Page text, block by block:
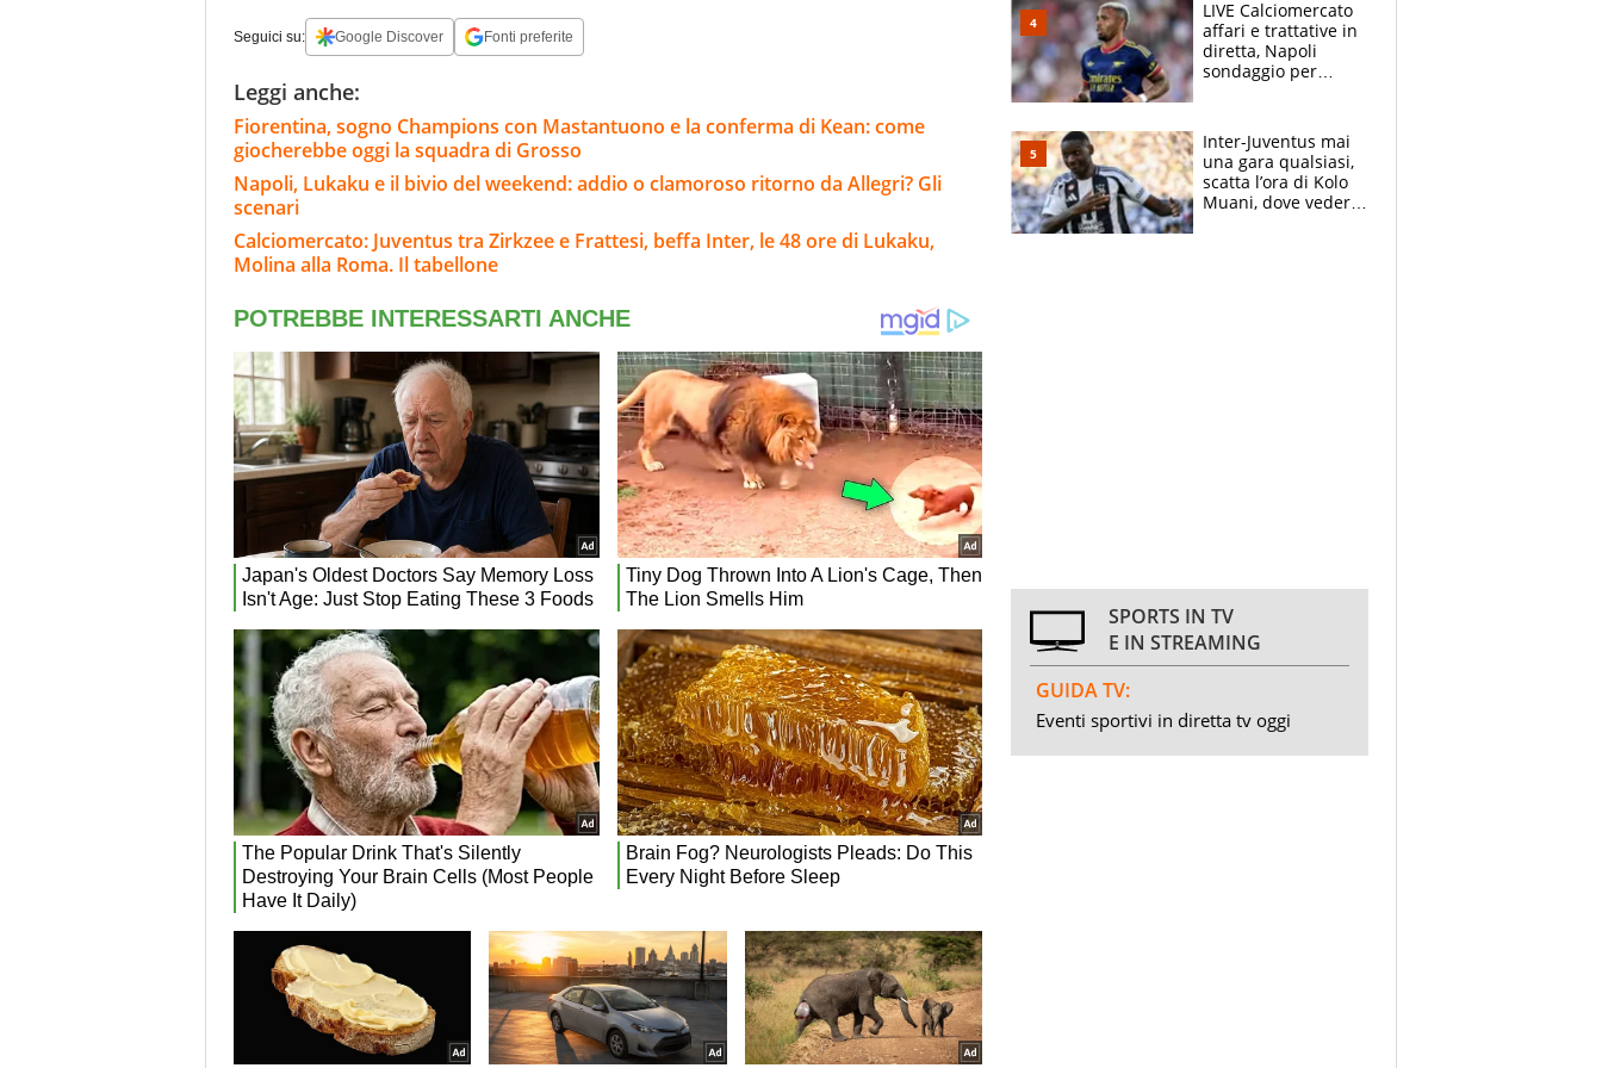
Seguici su: Google Discover Fonti preferite
Leggi anche:
Fiorentina, sogno Champions con Mastantuono e la conferma di Kean: come
giocherebbe oggi la squadra di Grosso
Napoli, Lukaku e il bivio del weekend: addio o clamoroso ritorno da Allegri? Gli
scenari
Calciomercato: Juventus tra Zirkzee e Frattesi, beffa Inter, le 48 ore di Lukaku,
Molina alla Roma. Il tabellone
LIVE Calciomercato
affari e trattative in
diretta, Napoli
sondaggio per
accende l'Atalanta
Inter-Juventus mai
una gara qualsiasi,
scatta l’ora di Kolo
Muani, dove vederla
SPORTS IN TV
E IN STREAMING
GUIDA TV:
Eventi sportivi in diretta tv oggi